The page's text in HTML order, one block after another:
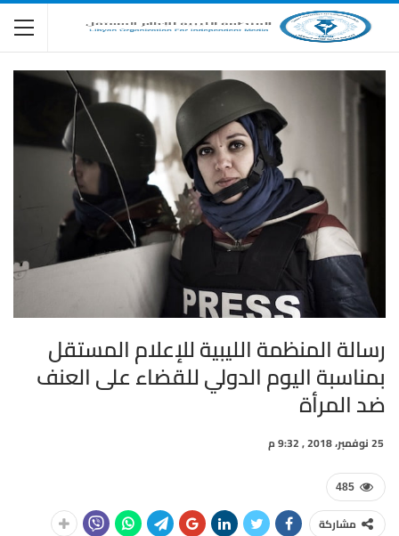
رسالة المنظمة الليبية للإعلام المستقل
بمناسبة اليوم الدولي للقضاء على العنف
ضد المرأة
25 نوفمبر، 2018 , 9:32 م
485
مشاركة